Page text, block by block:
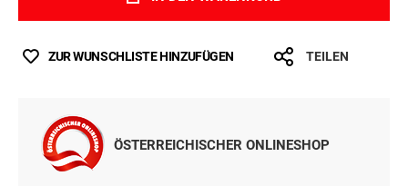
ZUR WUNSCHLISTE HINZUFÜGEN TEILEN
ÖSTERREICHISCHER ONLINESHOP